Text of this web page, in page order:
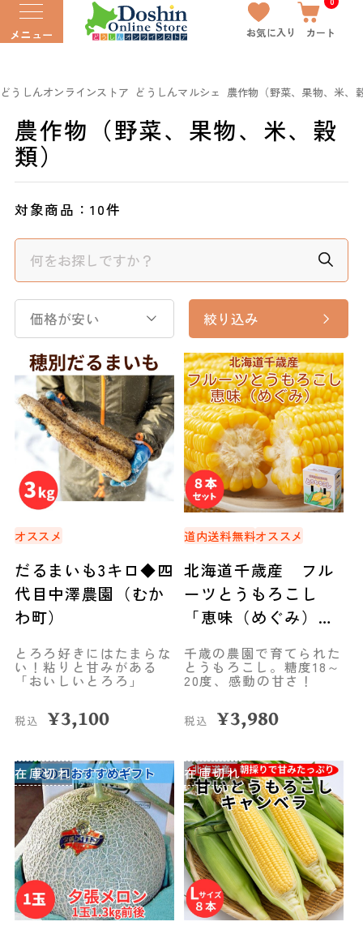
メニュー お気に入り カート
どうしんオンラインストア どうしんマルシェ 農作物（野菜、果物、米、
農作物（野菜、果物、米、穀
類）
対象商品：10件
価格が安い 絞り込み
オススメ
だるまいも3キロ◆四
代目中澤農園（むか
わ町）
とろろ好きにはたまらな
い！粘りと甘みがある
「おいしいとろろ」
税込 ¥3,100
道内送料無料オススメ
北海道千歳産 フル
ーツとうもろこし
「恵味（めぐみ）」
千歳の農園で育てられた
とうもろこし。糖度18～
20度、感動の甘さ！
税込 ¥3,980
在庫切れ 在庫切れ